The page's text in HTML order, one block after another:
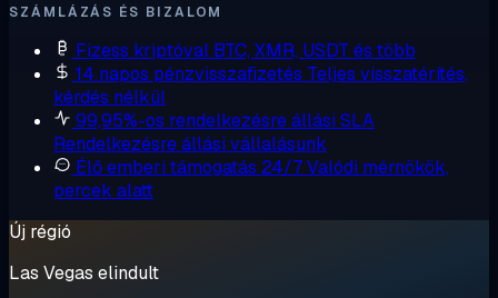
SZÁMLÁZÁS ÉS BIZALOM
Fizess kriptóval BTC, XMR, USDT és több
14 napos pénzvisszafizetés Teljes visszatérítés,
kérdés nélkül
99,95%-os rendelkezésre állási SLA
Rendelkezésre állási vállalásunk
Élő emberi támogatás 24/7Valódi mérnökök,
percek alatt
Új régió
Las Vegas elindult